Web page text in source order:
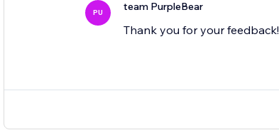
PU team PurpleBear
Thank you for your feedback!